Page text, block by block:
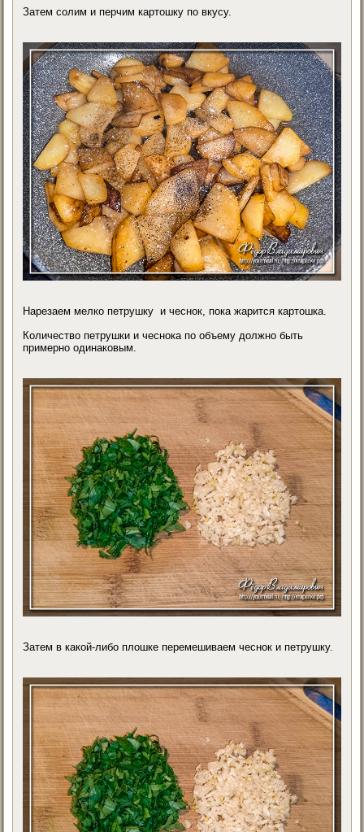
Затем солим и перчим картошку по вкусу.
Нарезаем мелко петрушку и чеснок, пока жарится картошка.
Количество петрушки и чеснока по объему должно быть
примерно одинаковым.
Затем в какой-либо плошке перемешиваем чеснок и петрушку.